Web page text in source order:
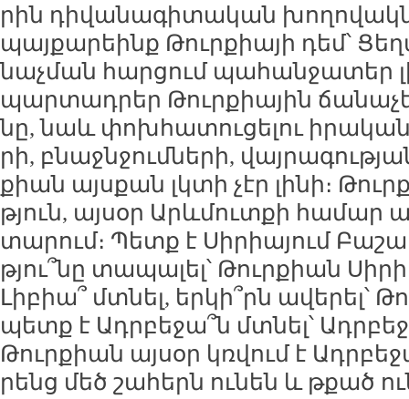
րին դի­վա­նա­գի­տա­կան
պայ­քա­րեինք Թուր­քիա­յի դեմ՝
նաչ­ման հար­ցում պա­հան­ջա­տեր
պար­տադ­րեր Թուր­քիա­յին
նը, նաև փոխ­հա­տու­ցե­լու
րի, բնաջն­ջում­նե­րի,
քիան այս­քան լկ­տի չէր լի­նի։
թյուն, այ­սօր Արևմուտ­քի հա­մար
տա­րում։ Պետք է Սի­րիա­յում
թյու­՞նը տա­պա­լել՝ Թուր­քիան
Լի­բիա՞ մտ­նել, եր­կի՞րն ա­վե­րել՝
պետք է Ադր­բե­ջա՞ն մտ­նել՝
Թուր­քիան այ­սօր կռ­վում է
րենց մեծ շա­հերն ու­նեն և թքած